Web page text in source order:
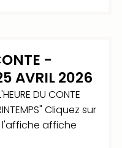
-
AVRIL 2026
DU CONTE
Cliquez sur
l'affiche affiche